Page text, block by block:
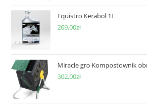
Equistro Kerabol 1L
269,00zł
Miracle gro Kompostownik
302,00zł